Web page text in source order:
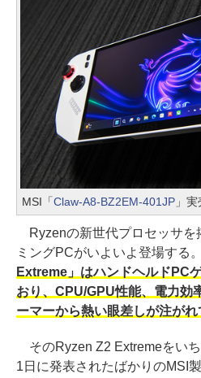
MSI「Claw-A8-BZ2EM-401JP」実
Ryzenの新世代プロセッサを
ミングPCがいよいよ登場する
Extreme」はハンドヘルドPC
おり、CPU/GPU性能、電力効
ーマーから熱い眼差しが注がれ
そのRyzen Z2 Extremeをい
1日に発表されたばかりのMSI